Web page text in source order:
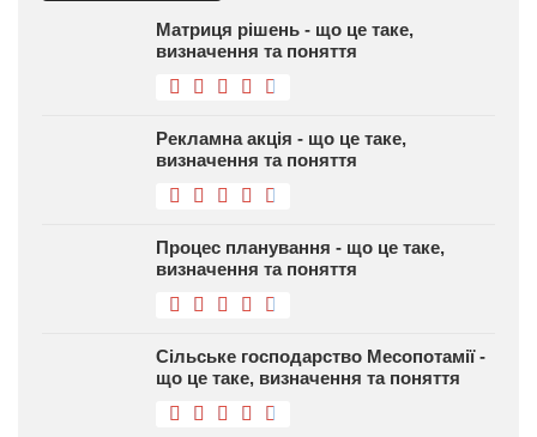
Матриця рішень - що це таке,
визначення та поняття
Рекламна акція - що це таке,
визначення та поняття
Процес планування - що це таке,
визначення та поняття
Сільське господарство Месопотамії -
що це таке, визначення та поняття